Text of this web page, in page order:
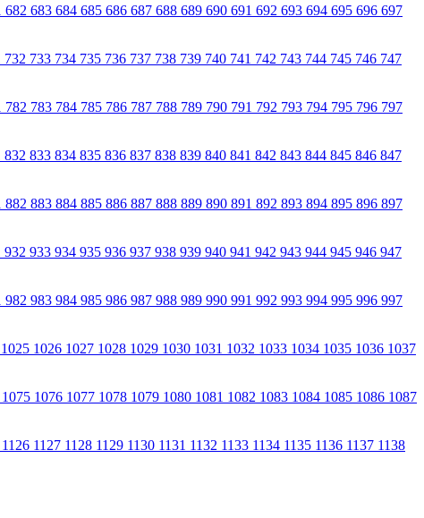
682 683 684 685 686 687 688 689 690 691 692 693 694 695 696 697
732 733 734 735 736 737 738 739 740 741 742 743 744 745 746 747
782 783 784 785 786 787 788 789 790 791 792 793 794 795 796 797
832 833 834 835 836 837 838 839 840 841 842 843 844 845 846 847
882 883 884 885 886 887 888 889 890 891 892 893 894 895 896 897
932 933 934 935 936 937 938 939 940 941 942 943 944 945 946 947
982 983 984 985 986 987 988 989 990 991 992 993 994 995 996 997
1025 1026 1027 1028 1029 1030 1031 1032 1033 1034 1035 1036 1037
1075 1076 1077 1078 1079 1080 1081 1082 1083 1084 1085 1086 1087
1126 1127 1128 1129 1130 1131 1132 1133 1134 1135 1136 1137 1138